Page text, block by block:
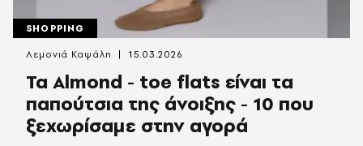
SHOPPING
Τα Αlmond - toe flats είναι τα
παπούτσια της άνοιξης - 10 που
ξεχωρίσαμε στην αγορά
Λεμονιά Καψάλη 15.03.2026